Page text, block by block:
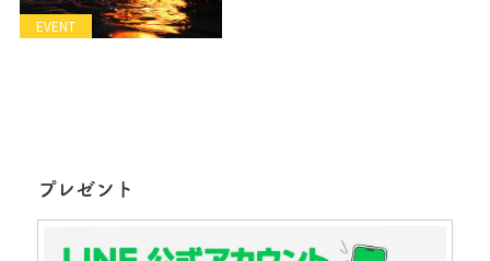
EVENT
プレゼント